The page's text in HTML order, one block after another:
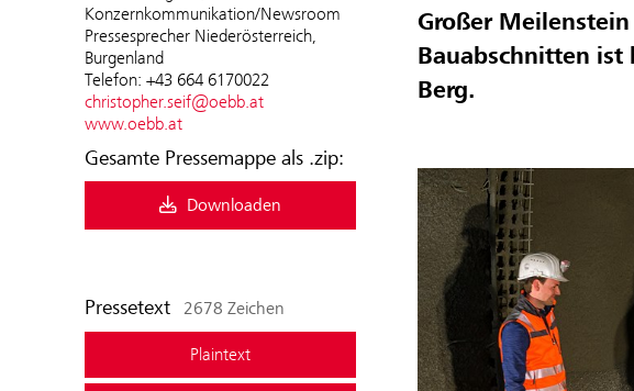
Konzernkommunikation/Newsroom
Pressesprecher Niederösterreich,
Burgenland
Telefon: +43 664 6170022
christopher.seif@oebb.at
www.oebb.at
Gesamte Pressemappe als .zip:
Downloaden
Pressetext 2678 Zeichen
Plaintext
Großer
Bauabschnitten
Berg.